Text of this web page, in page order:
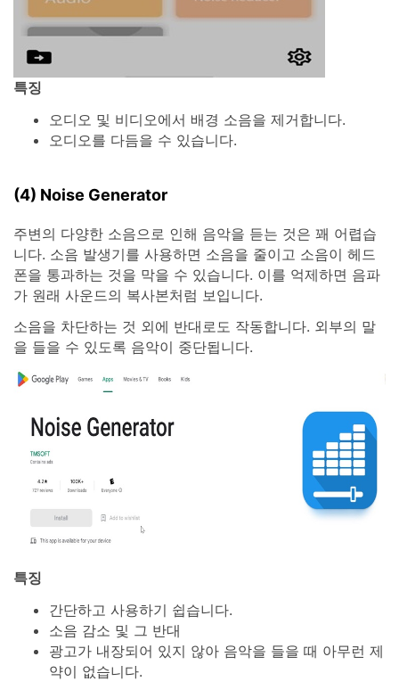
특징
오디오 및 비디오에서 배경 소음을 제거합니다.
오디오를 다듬을 수 있습니다.
(4) Noise Generator
주변의 다양한 소음으로 인해 음악을 듣는 것은 꽤 어렵습
니다. 소음 발생기를 사용하면 소음을 줄이고 소음이 헤드
폰을 통과하는 것을 막을 수 있습니다. 이를 억제하면 음파
가 원래 사운드의 복사본처럼 보입니다.
소음을 차단하는 것 외에 반대로도 작동합니다. 외부의 말
을 들을 수 있도록 음악이 중단됩니다.
특징
간단하고 사용하기 쉽습니다.
소음 감소 및 그 반대
광고가 내장되어 있지 않아 음악을 들을 때 아무런 제
약이 없습니다.